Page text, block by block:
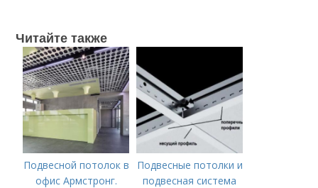
Читайте также
Подвесной потолок в
офис Армстронг.
Подвесные потолки и
подвесная система